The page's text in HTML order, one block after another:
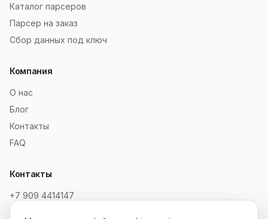
Каталог парсеров
Парсер на заказ
Сбор данных под ключ
Компания
О нас
Блог
Контакты
FAQ
Контакты
+7 909 4414147